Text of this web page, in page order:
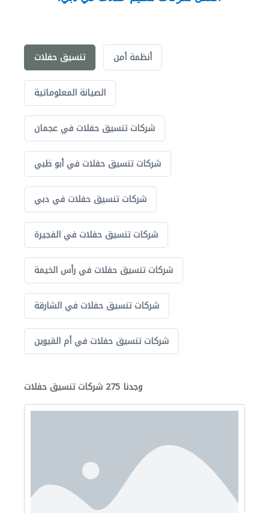
تنسيق حفلات أنظمة أمن
الصيانة المعلوماتية
شركات تنسيق حفلات في عجمان
شركات تنسيق حفلات في أبو ظبي
شركات تنسيق حفلات في دبي
شركات تنسيق حفلات في الفجيرة
شركات تنسيق حفلات في رأس الخيمة
شركات تنسيق حفلات في الشارقة
شركات تنسيق حفلات في أم القيوين
وجدنا 275 شركات تنسيق حفلات